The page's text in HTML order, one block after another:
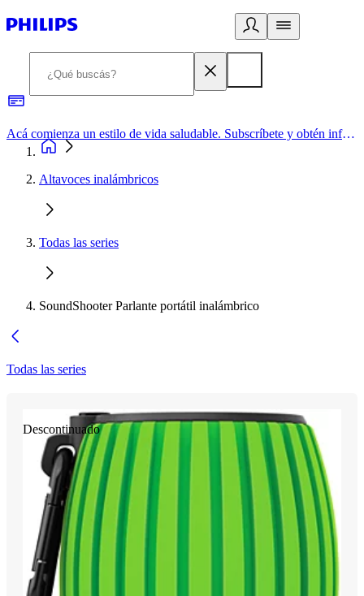
Acá comienza un estilo de vida saludable. Subscríbete y obtén información de primera mano
Altavoces inalámbricos
Todas las series
SoundShooter Parlante portátil inalámbrico
Todas las series
Descontinuado